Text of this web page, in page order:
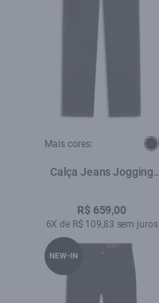
Mais cores:
Calça Jeans Jogging
C/ Luva
R$ 659,00
6X de R$ 109,83 sem juros
NEW-IN